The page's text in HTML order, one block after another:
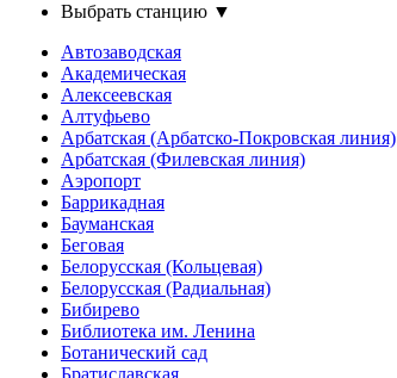
Выбрать станцию ▼
Автозаводская
Академическая
Алексеевская
Алтуфьево
Арбатская (Арбатско-Покровская линия)
Арбатская (Филевская линия)
Аэропорт
Баррикадная
Бауманская
Беговая
Белорусская (Кольцевая)
Белорусская (Радиальная)
Бибирево
Библиотека им. Ленина
Ботанический сад
Братиславская